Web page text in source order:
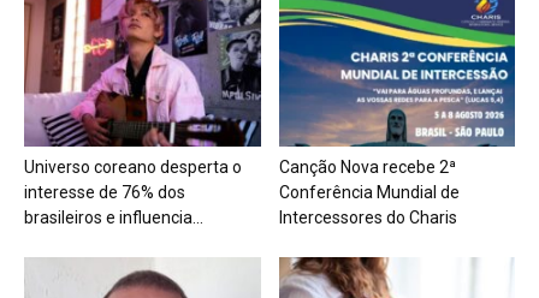
Universo coreano desperta o
interesse de 76% dos
brasileiros e influencia...
Canção Nova recebe 2ª
Conferência Mundial de
Intercessores do Charis